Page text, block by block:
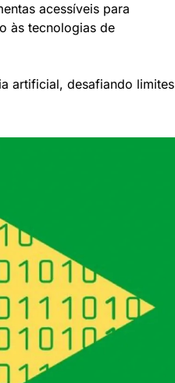
acessíveis para
às tecnologias de
artificial, desafiando limites